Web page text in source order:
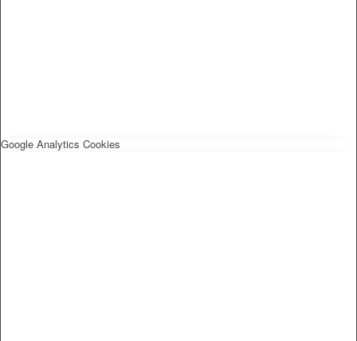
Google Analytics Cookies